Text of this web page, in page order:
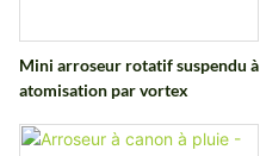
Mini arroseur rotatif suspendu à
atomisation par vortex